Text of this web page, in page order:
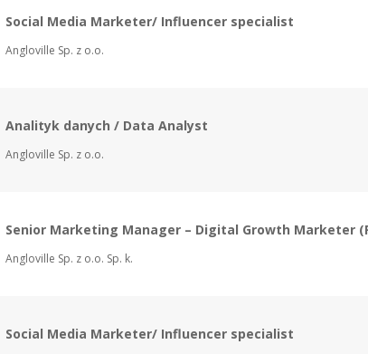
Social Media Marketer/ Influencer specialist
Angloville Sp. z o.o.
Analityk danych / Data Analyst
Angloville Sp. z o.o.
Senior Marketing Manager – Digital Growth Marketer
Angloville Sp. z o.o. Sp. k.
Social Media Marketer/ Influencer specialist